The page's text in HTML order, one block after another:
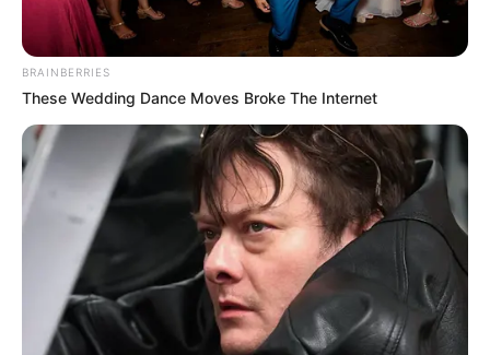
BRAINBERRIES
These Wedding Dance Moves Broke The Internet